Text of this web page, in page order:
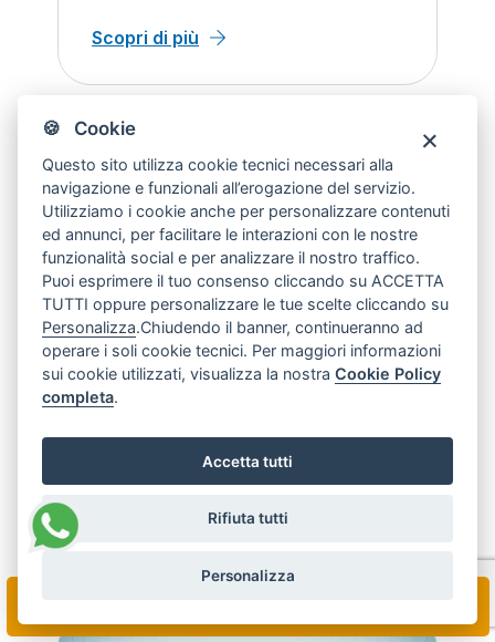
🍪 Cookie
Questo sito utilizza cookie tecnici necessari alla
navigazione e funzionali all’erogazione del servizio.
Utilizziamo i cookie anche per personalizzare contenuti
ed annunci, per facilitare le interazioni con le nostre
funzionalità social e per analizzare il nostro traffico.
Puoi esprimere il tuo consenso cliccando su ACCETTA
TUTTI oppure personalizzare le tue scelte cliccando su
Personalizza.Chiudendo il banner, continueranno ad
operare i soli cookie tecnici. Per maggiori informazioni
sui cookie utilizzati, visualizza la nostraCookie Policy
completa.
Accetta tutti
Rifiuta tutti
Personalizza
Scopri di più
Medico di equipe
Dott. Antonio Pifano
Medico Radiologo